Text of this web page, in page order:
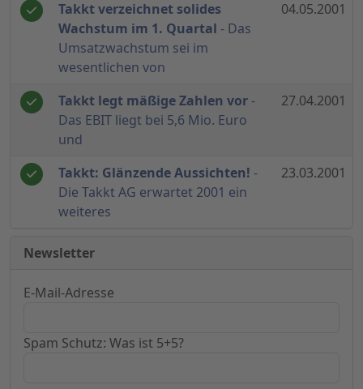
Takkt verzeichnet solides
Wachstum im 1. Quartal - Das
Umsatzwachstum sei im
wesentlichen von
04.05.2001
Takkt legt mäßige Zahlen vor -
Das EBIT liegt bei 5,6 Mio. Euro
und
27.04.2001
Takkt: Glänzende Aussichten! -
Die Takkt AG erwartet 2001 ein
weiteres
23.03.2001
Newsletter
E-Mail-Adresse
Spam Schutz: Was ist 5+5?